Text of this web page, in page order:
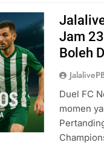
Jam
Boleh
Duel FC
momen